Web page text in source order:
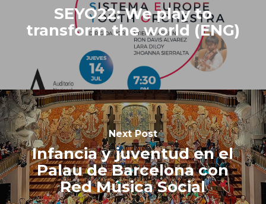
SEYO22: We play to
transform the world (ENG)
Next Post
Infancia y juventud en el
Palau de Barcelona con
Red Música Social